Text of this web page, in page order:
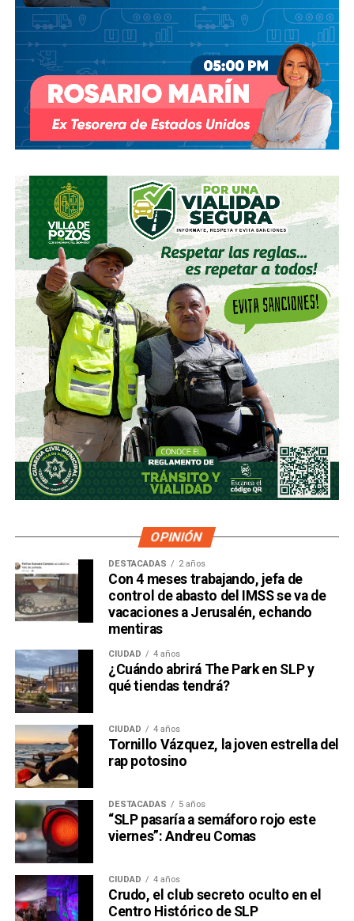
OPINIÓN
DESTACADAS 2 años
Con 4 meses trabajando, jefa de
control de abasto del IMSS se va de
vacaciones a Jerusalén, echando
mentiras
CIUDAD 4 años
¿Cuándo abrirá The Park en SLP y
qué tiendas tendrá?
CIUDAD 4 años
Tornillo Vázquez, la joven estrella del
rap potosino
DESTACADAS 5 años
“SLP pasaría a semáforo rojo este
viernes”: Andreu Comas
CIUDAD 4 años
Crudo, el club secreto oculto en el
Centro Histórico de SLP